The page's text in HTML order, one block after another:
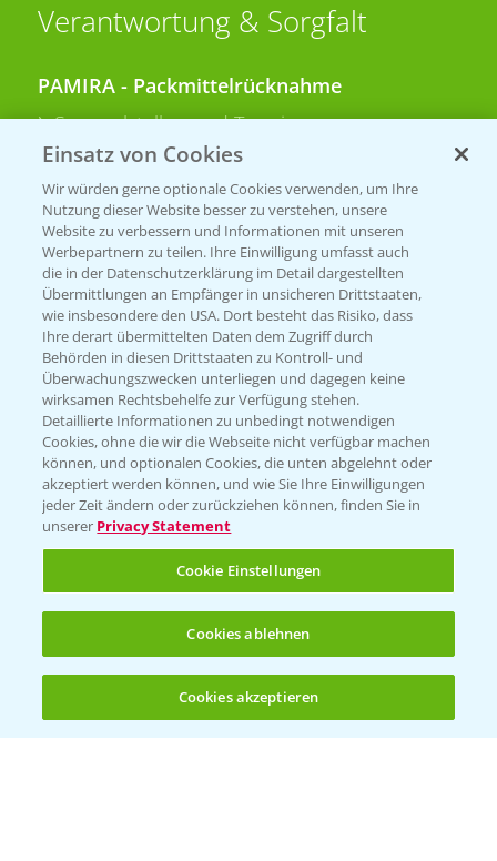
(noch 4)
Verantwortung & Sorgfalt
PAMIRA - Packmittelrücknahme
Sammelstellen und Termine
PRE - Chemikalien sicher entsorgen
Sammelstellen und Termine
Kontakt & Notfall
Beratung auf WhatsApp
T.+49 (0)174 346 564 1
KONTAKT
Hilfe in Notfällen
T.+49 (0)214/30-20220
Folgen Sie uns
Einsatz von Cookies
Wir würden gerne optionale Cookies verwenden, um Ihre
Nutzung dieser Website besser zu verstehen, unsere
Website zu verbessern und Informationen mit unseren
Werbepartnern zu teilen. Ihre Einwilligung umfasst auch
die in der Datenschutzerklärung im Detail dargestellten
Übermittlungen an Empfänger in unsicheren Drittstaaten,
wie insbesondere den USA. Dort besteht das Risiko, dass
Ihre derart übermittelten Daten dem Zugriff durch
Behörden in diesen Drittstaaten zu Kontroll- und
Überwachungszwecken unterliegen und dagegen keine
wirksamen Rechtsbehelfe zur Verfügung stehen.
Detaillierte Informationen zu unbedingt notwendigen
Cookies, ohne die wir die Webseite nicht verfügbar machen
können, und optionalen Cookies, die unten abgelehnt oder
akzeptiert werden können, und wie Sie Ihre Einwilligungen
jeder Zeit ändern oder zurückziehen können, finden Sie in
unserer Privacy Statement
Cookie Einstellungen
Cookies ablehnen
Cookies akzeptieren